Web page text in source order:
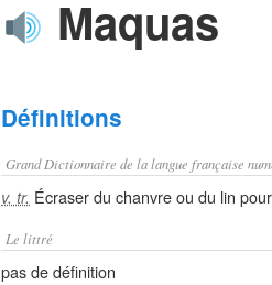
Maquas
Définitions
Grand Dictionnaire de la langue française
v. tr. Écraser du chanvre ou du lin
Le littré
pas de définition